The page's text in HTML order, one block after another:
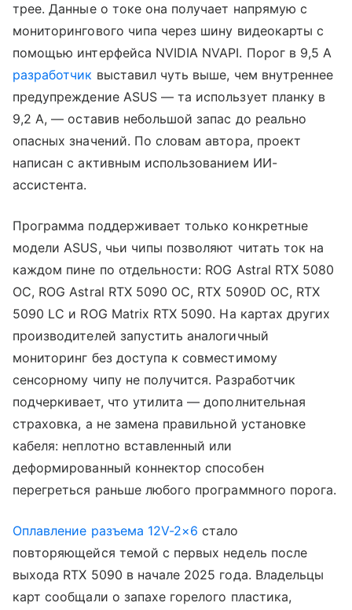
трее. Данные о токе она получает напрямую с
мониторингового чипа через шину видеокарты с
помощью интерфейса NVIDIA NVAPI. Порог в 9,5 А
разработчик выставил чуть выше, чем внутреннее
предупреждение ASUS — та использует планку в
9,2 А, — оставив небольшой запас до реально
опасных значений. По словам автора, проект
написан с активным использованием ИИ-
ассистента.
Программа поддерживает только конкретные
модели ASUS, чьи чипы позволяют читать ток на
каждом пине по отдельности: ROG Astral RTX 5080
OC, ROG Astral RTX 5090 OC, RTX 5090D OC, RTX
5090 LC и ROG Matrix RTX 5090. На картах других
производителей запустить аналогичный
мониторинг без доступа к совместимому
сенсорному чипу не получится. Разработчик
подчеркивает, что утилита — дополнительная
страховка, а не замена правильной установке
кабеля: неплотно вставленный или
деформированный коннектор способен
перегреться раньше любого программного порога.
Оплавление разъема 12V-2×6 стало
повторяющейся темой с первых недель после
выхода RTX 5090 в начале 2025 года. Владельцы
карт сообщали о запахе горелого пластика,